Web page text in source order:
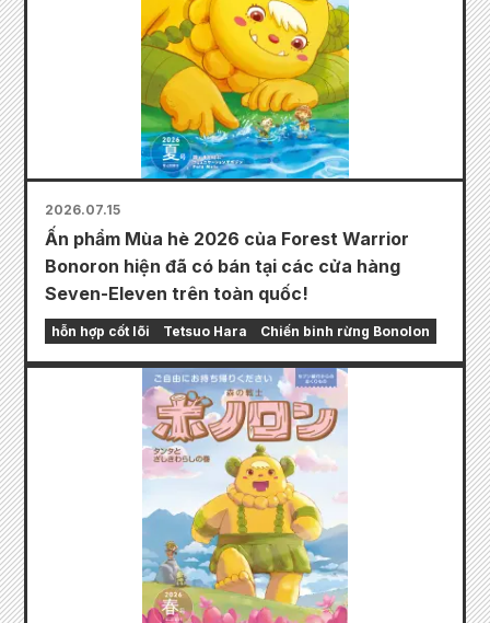
2026.07.15
Ấn phẩm Mùa hè 2026 của Forest Warrior
Bonoron hiện đã có bán tại các cửa hàng
Seven-Eleven trên toàn quốc!
hỗn hợp cốt lõi Tetsuo Hara Chiến binh rừng Bonolon